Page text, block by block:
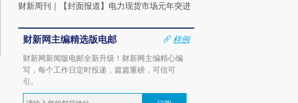
财新周刊 ｜ 【封面报道】电力现货市场元年突进
财新网主编精选版电邮
样例
财新网新闻版电邮全新升级！财新网主编精心编
写，每个工作日定时投递，篇篇重磅，可信可
引。